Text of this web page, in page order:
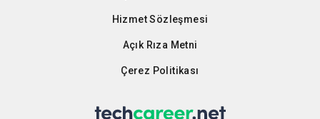
Hizmet Sözleşmesi
Açık Rıza Metni
Çerez Politikası